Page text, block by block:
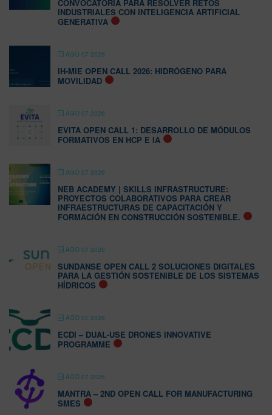
CONVOCATORIA PARA RESOLVER RETOS
INDUSTRIALES CON INTELIGENCIA ARTIFICIAL
GENERATIVA
AGO 07 2026
IH-MIE OPEN CALL 2026: HIDRÓGENO PARA
MOVILIDAD
AGO 07 2026
EVITA OPEN CALL 1: DESARROLLO DE MÓDULOS
FORMATIVOS EN HCP E IA
AGO 07 2026
NEB ACADEMY | SKILLS INFRASTRUCTURE:
PROYECTOS COLABORATIVOS PARA CREAR
INFRAESTRUCTURAS DE CAPACITACIÓN Y
FORMACIÓN EN CONSTRUCCIÓN SOSTENIBLE.
AGO 07 2026
SUNDANSE OPEN CALL 2 SOLUCIONES DIGITALES
PARA LA GESTIÓN SOSTENIBLE DE LOS SISTEMAS
HÍDRICOS
AGO 07 2026
ECDI – DUAL-USE DRONES INNOVATIVE
PROGRAMME
AGO 07 2026
MANTRA – 2ND OPEN CALL FOR MANUFACTURING
SMES